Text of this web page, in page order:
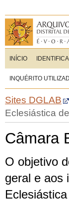
INÍCIO
INQUÉRITO
Sites DGLAB
Eclesiástica
Câmara
O objetivo
geral e aos